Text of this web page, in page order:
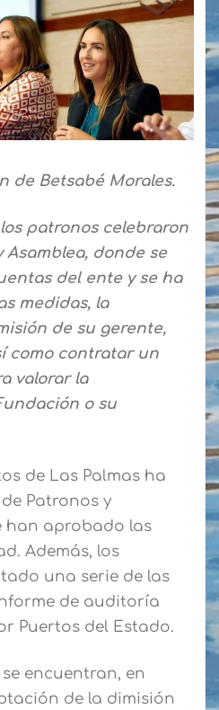
de Betsabé Morales.
patronos celebraron
donde se
del ente y se ha
medidas, la
de su gerente,
como contratar un
valorar la
o su
de Las Palmas ha
Patronos y
han aprobado las
Además, los
una serie de las
de auditoría
Puertos del Estado.
encuentran, en
de la dimisión